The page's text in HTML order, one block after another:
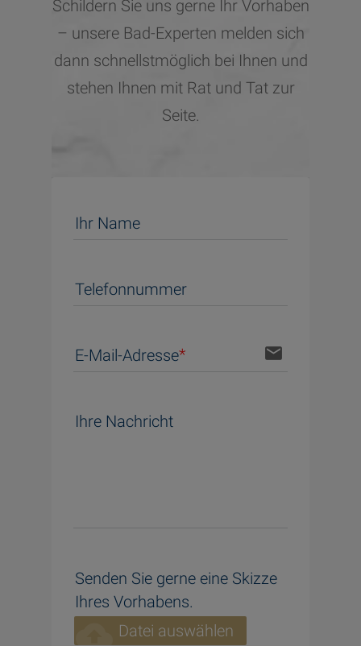
Schildern Sie uns gerne Ihr Vorhaben
– unsere Bad-Experten melden sich
dann schnellstmöglich bei Ihnen und
stehen Ihnen mit Rat und Tat zur
Seite.
Ihr Name
Telefonnummer
E-Mail-Adresse email
Ihre Nachricht
Senden Sie gerne eine Skizze
Ihres Vorhabens.
cloud_upload Datei auswählen